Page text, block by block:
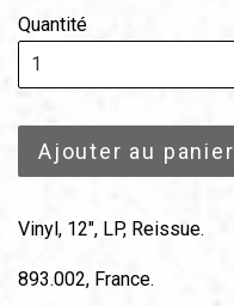
Quantité
Ajouter au panier
Vinyl, 12", LP, Reissue.
893.002, France.